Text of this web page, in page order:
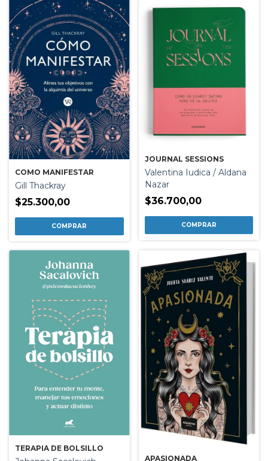
COMO MANIFESTAR
Gill Thackray
$25.300,00
JOURNAL SESSIONS
Valentina Iudica / Aldana
Nazar
$36.700,00
TERAPIA DE BOLSILLO
APASIONADA